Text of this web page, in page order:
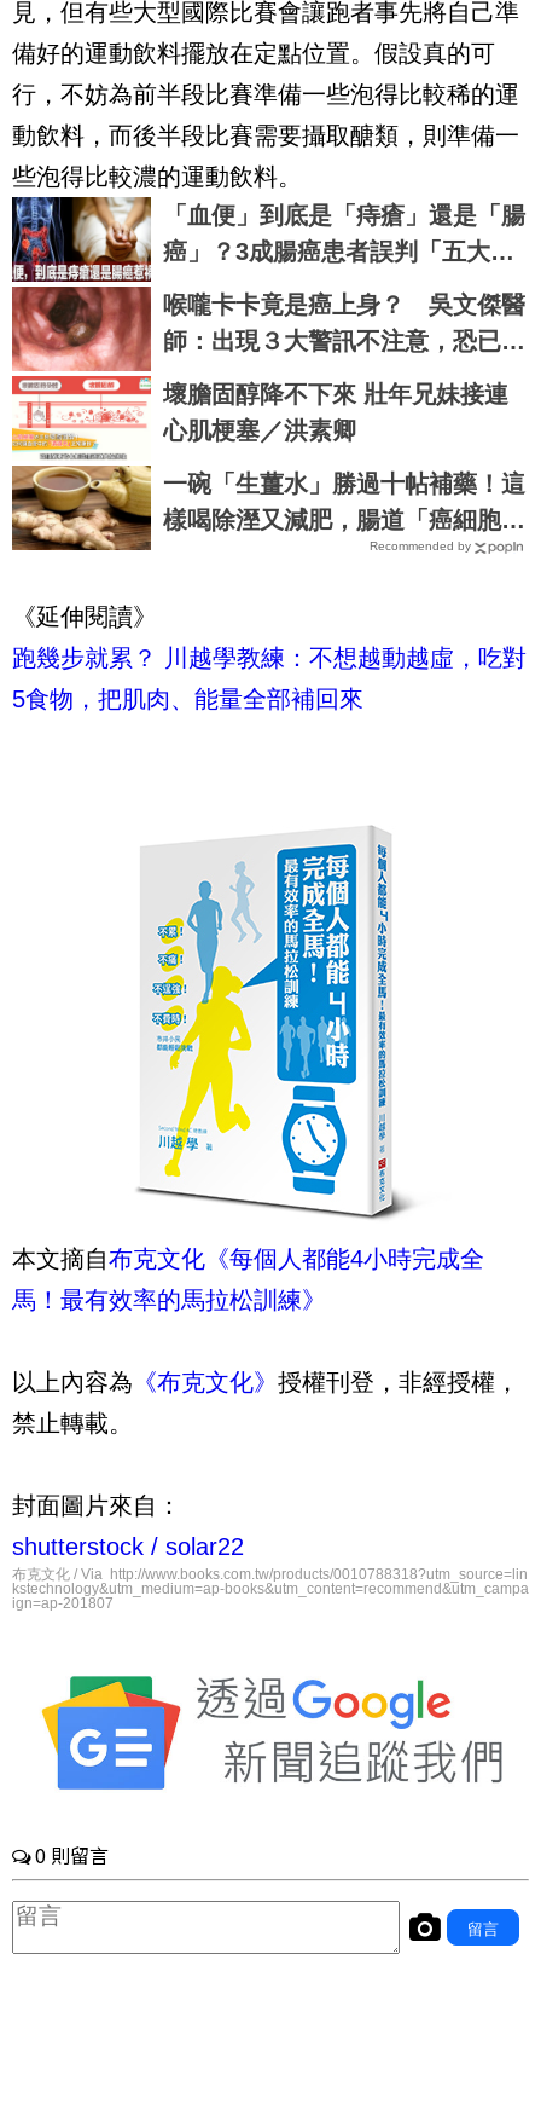
見，但有些大型國際比賽會讓跑者事先將自己準
備好的運動飲料擺放在定點位置。假設真的可
行，不妨為前半段比賽準備一些泡得比較稀的運
動飲料，而後半段比賽需要攝取醣類，則準備一
些泡得比較濃的運動飲料。
「血便」到底是「痔瘡」還是「腸
癌」？3成腸癌患者誤判「五大徵
兆」錯過黃金治療期｜每日健康H
ealth
喉嚨卡卡竟是癌上身？ 吳文傑醫
師：出現３大警訊不注意，恐已是
食道癌末期
壞膽固醇降不下來 壯年兄妹接連
心肌梗塞／洪素卿
一碗「生薑水」勝過十帖補藥！這
樣喝除溼又減肥，腸道「癌細胞」
自動消失│每日健康 Health
Recommended by
《延伸閱讀》
跑幾步就累？ 川越學教練：不想越動越虛，吃對
5食物，把肌肉、能量全部補回來
本文摘自布克文化《每個人都能4小時完成全
馬！最有效率的馬拉松訓練》
以上內容為 《布克文化》 授權刊登，非經授權，
禁止轉載。
封面圖片來自：
shutterstock / solar22
布克文化 / Via http://www.books.com.tw/products/0010788318?utm_source=lin
kstechnology&utm_medium=ap-books&utm_content=recommend&utm_campa
ign=ap-201807